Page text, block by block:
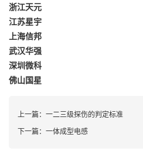
浙江天元
江苏星宇
上海信邦
武汉华强
深圳微科
佛山国星
上一篇： 一二三级探伤的判定标准
下一篇： 一体成型电感